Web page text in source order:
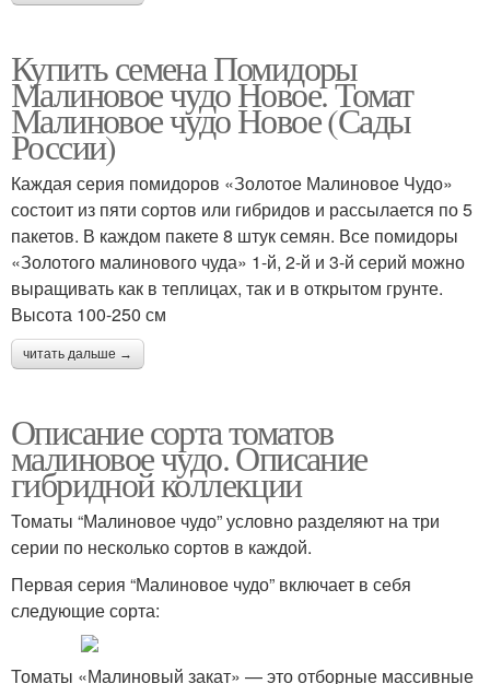
Купить семена Помидоры
Малиновое чудо Новое. Томат
Малиновое чудо Новое (Сады
России)
Каждая серия помидоров «Золотое Малиновое Чудо»
состоит из пяти сортов или гибридов и рассылается по 5
пакетов. В каждом пакете 8 штук семян. Все помидоры
«Золотого малинового чуда» 1-й, 2-й и 3-й серий можно
выращивать как в теплицах, так и в открытом грунте.
Высота 100-250 см
читать дальше →
Описание сорта томатов
малиновое чудо. Описание
гибридной коллекции
Томаты “Малиновое чудо” условно разделяют на три
серии по несколько сортов в каждой.
Первая серия “Малиновое чудо” включает в себя
следующие сорта:
Томаты «Малиновый закат» — это отборные массивные